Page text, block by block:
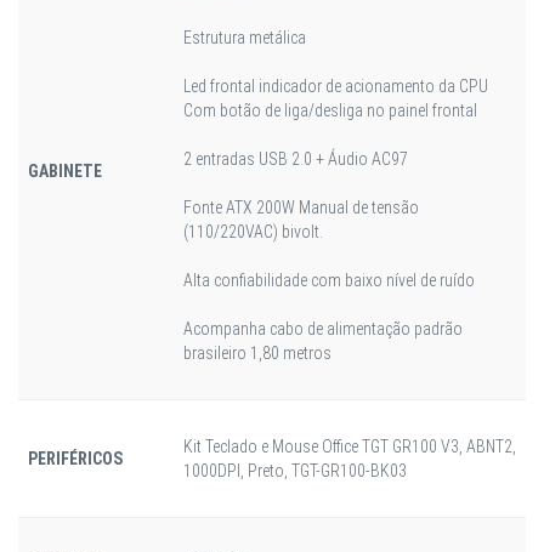
GABINETE
Estrutura metálica
Led frontal indicador de acionamento da CPU
Com botão de liga/desliga no painel frontal
2 entradas USB 2.0 + Áudio AC97
Fonte ATX 200W Manual de tensão
(110/220VAC) bivolt.
Alta confiabilidade com baixo nível de ruído
Acompanha cabo de alimentação padrão
brasileiro 1,80 metros
PERIFÉRICOS
Kit Teclado e Mouse Office TGT GR100 V3, ABNT2,
1000DPI, Preto, TGT-GR100-BK03